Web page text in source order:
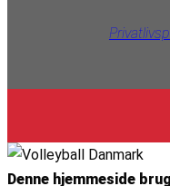
Denne hjemmeside